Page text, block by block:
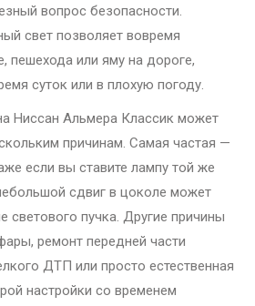
вопрос безопасности.
свет позволяет вовремя
пешехода или яму на дороге,
суток или в плохую погоду.
Ниссан Альмера Классик может
причинам. Самая частая —
если вы ставите лампу той же
сдвиг в цоколе может
светового пучка. Другие причины
ремонт передней части
ДТП или просто естественная
настройки со временем